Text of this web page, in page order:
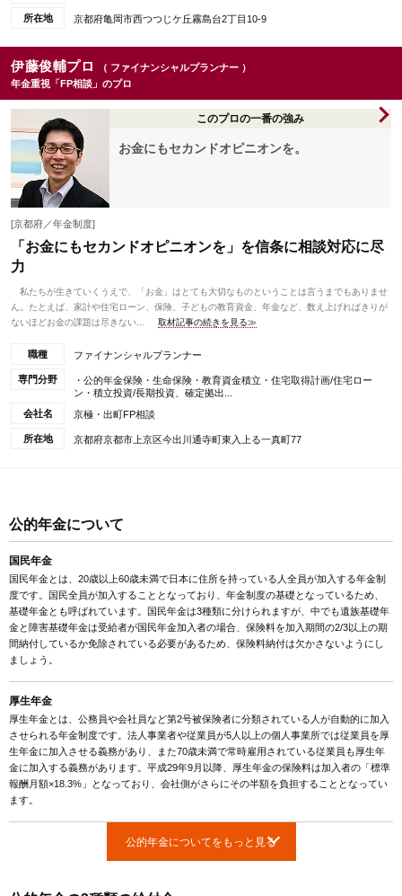
所在地 京都府亀岡市西つつじケ丘霧島台2丁目10-9
伊藤俊輔プロ
（ ファイナンシャルプランナー ）
年金重視「FP相談」のプロ
このプロの一番の強み
お金にもセカンドオピニオンを。
[京都府／年金制度]
「お金にもセカンドオピニオンを」を信条に相談対応に尽
力
私たちが生きていくうえで、「お金」はとても大切なものということは言うまでもありませ
ん。たとえば、家計や住宅ローン、保険、子どもの教育資金、年金など、数え上げればきりが
ないほどお金の課題は尽きない...
取材記事の続きを見る≫
職種 ファイナンシャルプランナー
専門分野
・公的年金保険・生命保険・教育資金積立・住宅取得計画/住宅ロー
ン・積立投資/長期投資、確定拠出...
会社名
京極・出町FP相談
所在地 京都府京都市上京区今出川通寺町東入上る一真町77
公的年金について
国民年金
国民年金とは、20歳以上60歳未満で日本に住所を持っている人全員が加入する年金制
度です。国民全員が加入することとなっており、年金制度の基礎となっているため、
基礎年金とも呼ばれています。国民年金は3種類に分けられますが、中でも遺族基礎年
金と障害基礎年金は受給者が国民年金加入者の場合、保険料を加入期間の2/3以上の期
間納付しているか免除されている必要があるため、保険料納付は欠かさないようにし
ましょう。
厚生年金
厚生年金とは、公務員や会社員など第2号被保険者に分類されている人が自動的に加入
させられる年金制度です。法人事業者や従業員が5人以上の個人事業所では従業員を厚
生年金に加入させる義務があり、また70歳未満で常時雇用されている従業員も厚生年
金に加入する義務があります。平成29年9月以降、厚生年金の保険料は加入者の「標準
報酬月額×18.3%」となっており、会社側がさらにその半額を負担することとなってい
ます。
公的年金についてをもっと見る